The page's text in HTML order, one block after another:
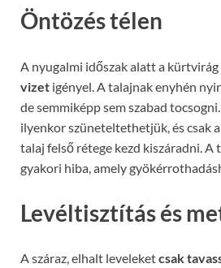
Öntözés télen
A nyugalmi időszak alatt a kürtvirág
vizet igényel. A talajnak enyhén
de semmiképp sem szabad
ilyenkor szüneteltethetjük, és csak
talaj felső rétege kezd kiszáradni. A
gyakori hiba, amely
Levéltisztítás és
A száraz, elhalt leveleketcsak